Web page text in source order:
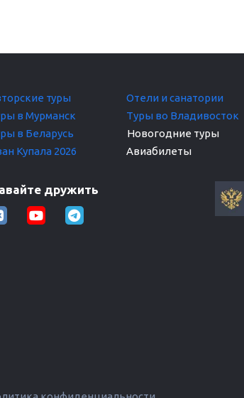
туры
в Мурманск
в Беларусь
Купала 2026
Отели и санатории
Туры во Владивосток
Новогодние туры
Авиабилеты
дружить